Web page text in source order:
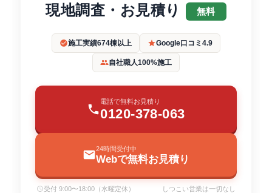
現地調査・お見積り 無料
施工実績674棟以上 Google口コミ4.9
自社職人100%施工
電話で無料お見積り
0120-378-063
24時間受付中
Webで無料お見積り
受付 9:00〜18:00（水曜定休） しつこい営業は一切なし